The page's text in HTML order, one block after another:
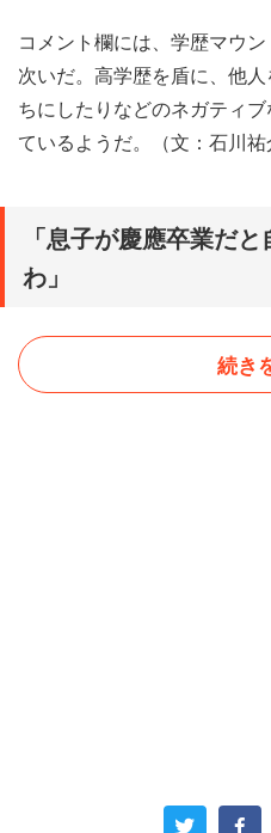
コメント欄には、学歴マウ
次いだ。高学歴を盾に、他
ちにしたりなどのネガティ
ているようだ。（文：石川祐
「息子が慶應卒業だ
わ」
続き